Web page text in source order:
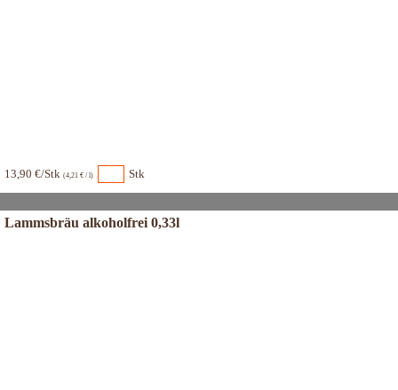
13,90 €/Stk (4,21 € / l) Stk
Lammsbräu alkoholfrei 0,33l